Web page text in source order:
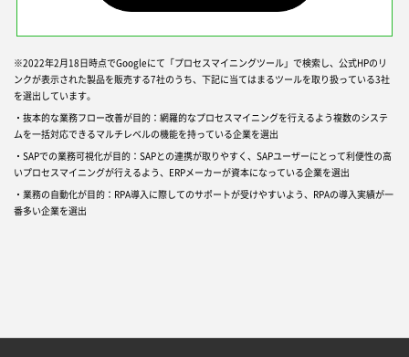
※2022年2月18日時点でGoogleにて「プロセスマイニングツール」で検索し、公式HPのリ
ンクが表示された製品を販売する7社のうち、下記に当てはまるツールを取り扱っている3社
を選出しています。
・抜本的な業務フロー改善が目的：網羅的なプロセスマイニングを行えるよう複数のシステ
ムを一括対応できるマルチレベルの機能を持っている企業を選出
・SAPでの業務可視化が目的：SAPとの連携が取りやすく、SAPユーザーにとって利便性の高
いプロセスマイニングが行えるよう、ERPメーカーが資本になっている企業を選出
・業務の自動化が目的：RPA導入に際してのサポートが受けやすいよう、RPAの導入実績が一
番多い企業を選出